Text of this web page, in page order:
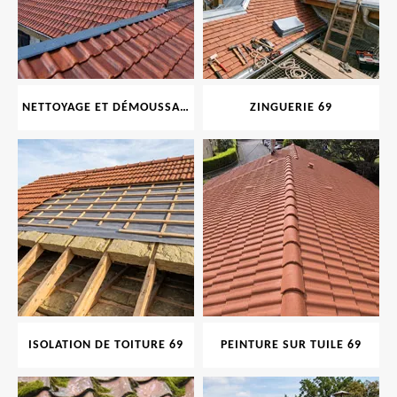
NETTOYAGE ET DÉMOUSSAGE DE TOITURE ET FAÇADE 69 ZINGUERIE 69
ISOLATION DE TOITURE 69 PEINTURE SUR TUILE 69